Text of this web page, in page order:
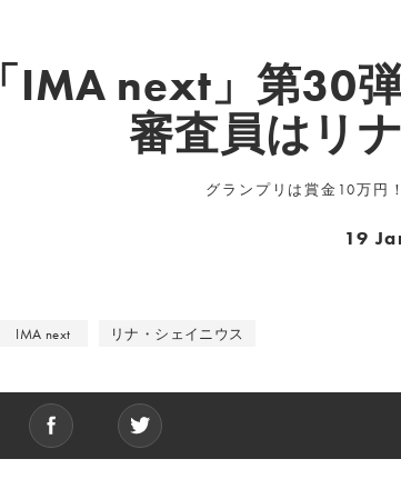
「IMA next」第30
審査員はリ
グランプリは賞金10万円
19
IMA next リナ・シェイニウス